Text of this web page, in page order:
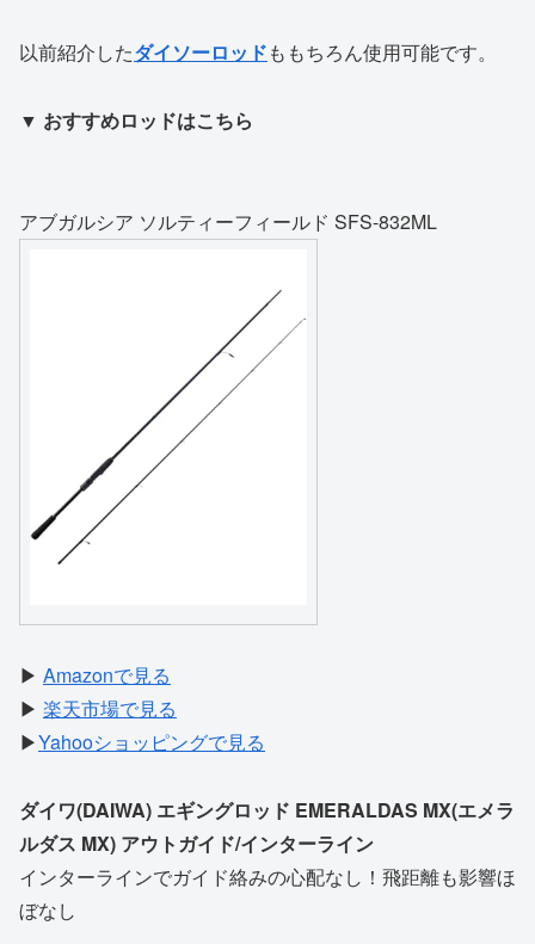
以前紹介したダイソーロッドももちろん使用可能です。
▼ おすすめロッドはこちら
アブガルシア ソルティーフィールド SFS-832ML
▶ Amazonで見る
▶ 楽天市場で見る
▶Yahooショッピングで見る
ダイワ(DAIWA) エギングロッド EMERALDAS MX(エメラ
ルダス MX) アウトガイド/インターライン
インターラインでガイド絡みの心配なし！飛距離も影響ほ
ぼなし